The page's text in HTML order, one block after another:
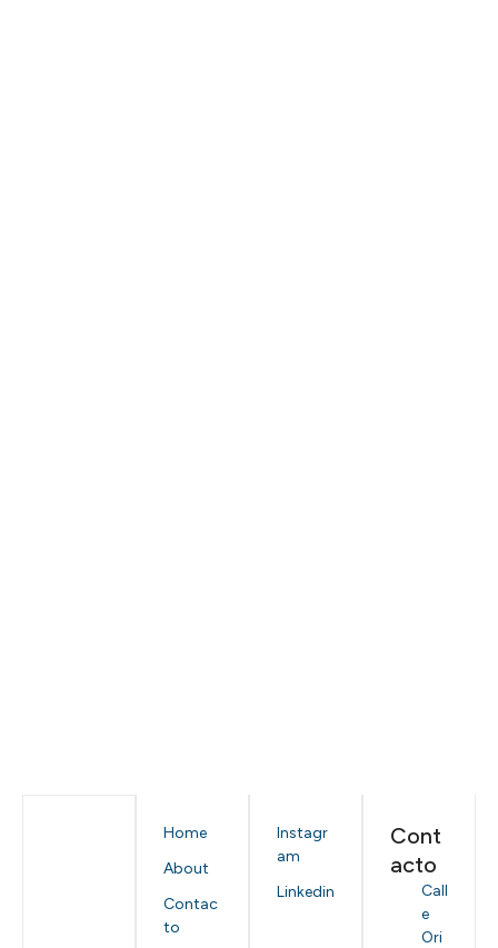
Home
About
Contac
to
Instagr
am
Linkedin
Cont
acto
Call
e
Ori